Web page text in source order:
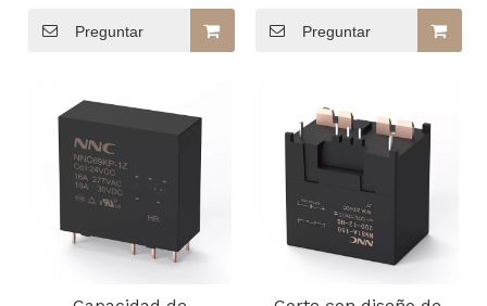
rendimiento estable del
vehículo NNC76A
Preguntar Preguntar